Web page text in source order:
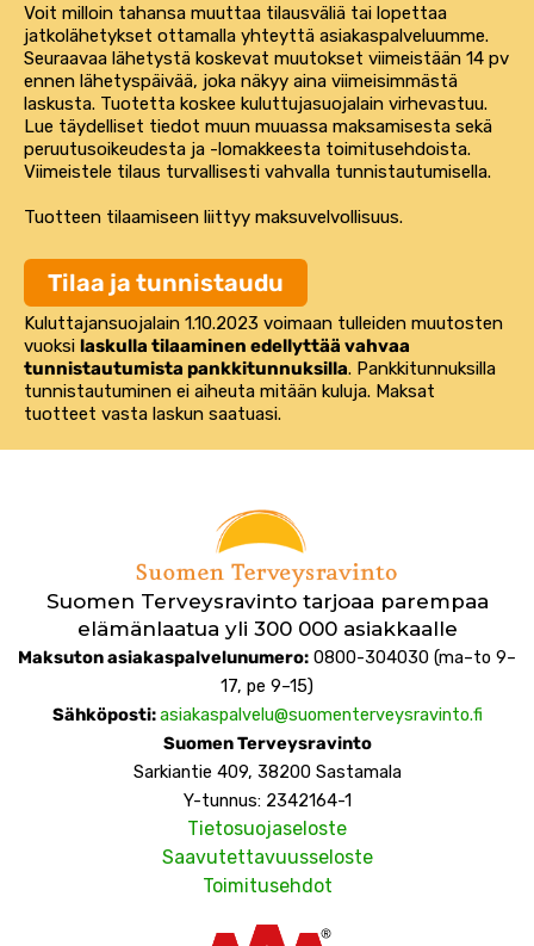
Voit milloin tahansa muuttaa tilausväliä tai lopettaa
jatkolähetykset ottamalla yhteyttä asiakaspalveluumme.
Seuraavaa lähetystä koskevat muutokset viimeistään 14 pv
ennen lähetyspäivää, joka näkyy aina viimeisimmästä
laskusta. Tuotetta koskee kuluttujasuojalain virhevastuu.
Lue täydelliset tiedot muun muuassa maksamisesta sekä
peruutusoikeudesta ja -lomakkeesta toimitusehdoista.
Viimeistele tilaus turvallisesti vahvalla tunnistautumisella.
Tuotteen tilaamiseen liittyy maksuvelvollisuus.
Tilaa ja tunnistaudu
Kuluttajansuojalain 1.10.2023 voimaan tulleiden muutosten
vuoksi laskulla tilaaminen edellyttää vahvaa
tunnistautumista pankkitunnuksilla. Pankkitunnuksilla
tunnistautuminen ei aiheuta mitään kuluja. Maksat
tuotteet vasta laskun saatuasi.
Suomen Terveysravinto tarjoaa parempaa
elämänlaatua yli 300 000 asiakkaalle
Maksuton asiakaspalvelunumero: 0800-304030 (ma–to 9–
17, pe 9–15)
Sähköposti:asiakaspalvelu@suomenterveysravinto.fi
Suomen Terveysravinto
Sarkiantie 409, 38200 Sastamala
Y-tunnus: 2342164-1
Tietosuojaseloste
Saavutettavuusseloste
Toimitusehdot